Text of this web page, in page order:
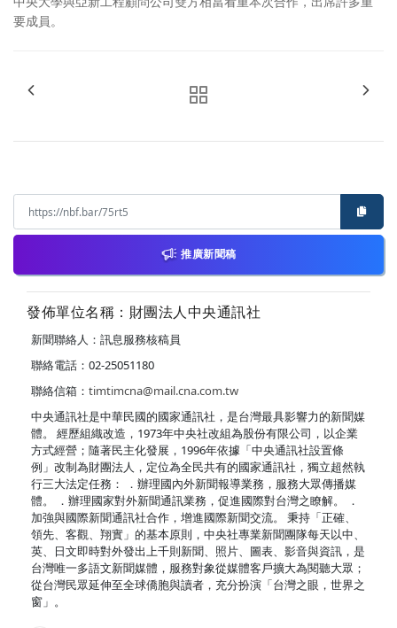
要成員。
推廣新聞稿
發佈單位名稱：財團法人中央通訊社
新聞聯絡人：訊息服務核稿員
聯絡電話：02-25051180
聯絡信箱： timtimcna@mail.cna.com.tw
中央通訊社是中華民國的國家通訊社，是台灣最具影響力的新聞媒
體。 經歷組織改造，1973年中央社改組為股份有限公司，以企業
方式經營；隨著民主化發展，1996年依據「中央通訊社設置條
例」改制為財團法人，定位為全民共有的國家通訊社，獨立超然執
行三大法定任務： ．辦理國內外新聞報導業務，服務大眾傳播媒
體。 ．辦理國家對外新聞通訊業務，促進國際對台灣之瞭解。 ．
加強與國際新聞通訊社合作，增進國際新聞交流。 秉持「正確、
領先、客觀、翔實」的基本原則，中央社專業新聞團隊每天以中、
英、日文即時對外發出上千則新聞、照片、圖表、影音與資訊，是
台灣唯一多語文新聞媒體，服務對象從媒體客戶擴大為閱聽大眾；
從台灣民眾延伸至全球僑胞與讀者，充分扮演「台灣之眼，世界之
窗」。